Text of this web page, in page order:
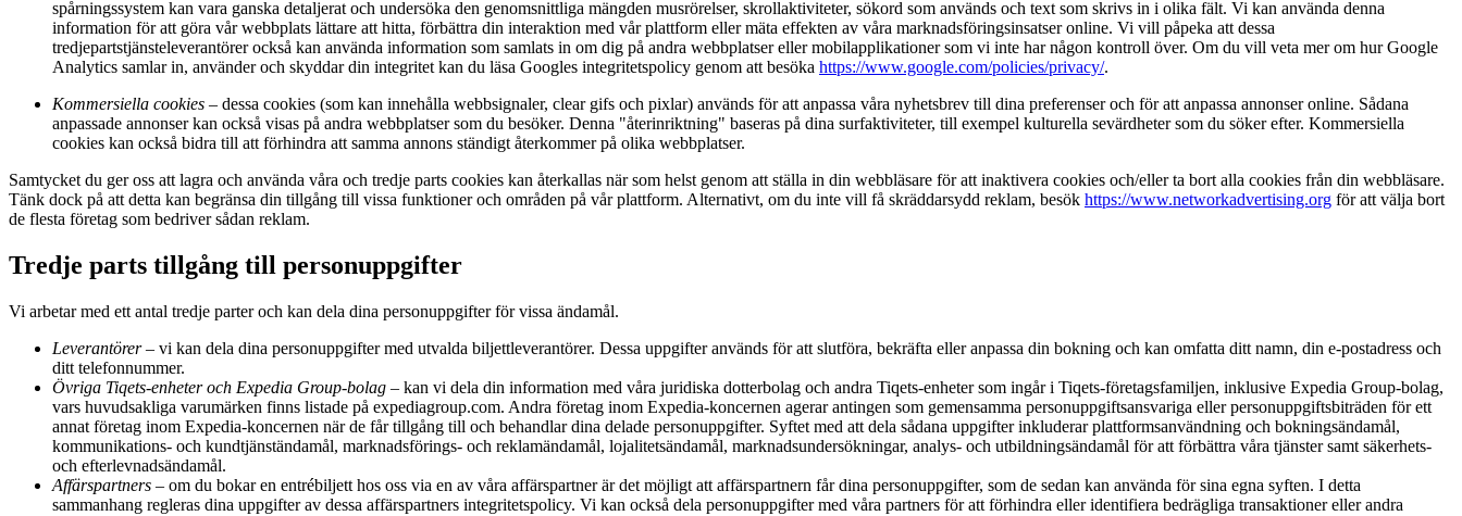
spårningssystem kan vara ganska detaljerat och undersöka den genomsnittliga mängden musrörelser, skrollaktiviteter, sökord som används och text som skrivs in i olika fält. Vi kan använda denna
information för att göra vår webbplats lättare att hitta, förbättra din interaktion med vår plattform eller mäta effekten av våra marknadsföringsinsatser online. Vi vill påpeka att dessa
tredjepartstjänsteleverantörer också kan använda information som samlats in om dig på andra webbplatser eller mobilapplikationer som vi inte har någon kontroll över. Om du vill veta mer om hur Google
Analytics samlar in, använder och skyddar din integritet kan du läsa Googles integritetspolicy genom att besöka https://www.google.com/policies/privacy/.
Kommersiella cookies – dessa cookies (som kan innehålla webbsignaler, clear gifs och pixlar) används för att anpassa våra nyhetsbrev till dina preferenser och för att anpassa annonser online. Sådana
anpassade annonser kan också visas på andra webbplatser som du besöker. Denna "återinriktning" baseras på dina surfaktiviteter, till exempel kulturella sevärdheter som du söker efter. Kommersiella
cookies kan också bidra till att förhindra att samma annons ständigt återkommer på olika webbplatser.
Samtycket du ger oss att lagra och använda våra och tredje parts cookies kan återkallas när som helst genom att ställa in din webbläsare för att inaktivera cookies och/eller ta bort alla cookies från din webbläsare.
Tänk dock på att detta kan begränsa din tillgång till vissa funktioner och områden på vår plattform. Alternativt, om du inte vill få skräddarsydd reklam, besök https://www.networkadvertising.org för att välja bort
de flesta företag som bedriver sådan reklam.
Tredje parts tillgång till personuppgifter
Vi arbetar med ett antal tredje parter och kan dela dina personuppgifter för vissa ändamål.
Leverantörer– vi kan dela dina personuppgifter med utvalda biljettleverantörer. Dessa uppgifter används för att slutföra, bekräfta eller anpassa din bokning och kan omfatta ditt namn, din e-postadress och
ditt telefonnummer.
Övriga Tiqets-enheter och Expedia Group-bolag – kan vi dela din information med våra juridiska dotterbolag och andra Tiqets-enheter som ingår i Tiqets-företagsfamiljen, inklusive Expedia Group-bolag,
vars huvudsakliga varumärken finns listade på expediagroup.com. Andra företag inom Expedia-koncernen agerar antingen som gemensamma personuppgiftsansvariga eller personuppgiftsbiträden för ett
annat företag inom Expedia-koncernen när de får tillgång till och behandlar dina delade personuppgifter. Syftet med att dela sådana uppgifter inkluderar plattformsanvändning och bokningsändamål,
kommunikations- och kundtjänständamål, marknadsförings- och reklamändamål, lojalitetsändamål, marknadsundersökningar, analys- och utbildningsändamål för att förbättra våra tjänster samt säkerhets-
och efterlevnadsändamål.
Affärspartners – om du bokar en entrébiljett hos oss via en av våra affärspartner är det möjligt att affärspartnern får dina personuppgifter, som de sedan kan använda för sina egna syften. I detta
sammanhang regleras dina uppgifter av dessa affärspartners integritetspolicy. Vi kan också dela personuppgifter med våra partners för att förhindra eller identifiera bedrägliga transaktioner eller andra